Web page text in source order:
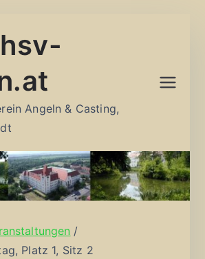
Angeln & Casting,
Platz 1, Sitz 2